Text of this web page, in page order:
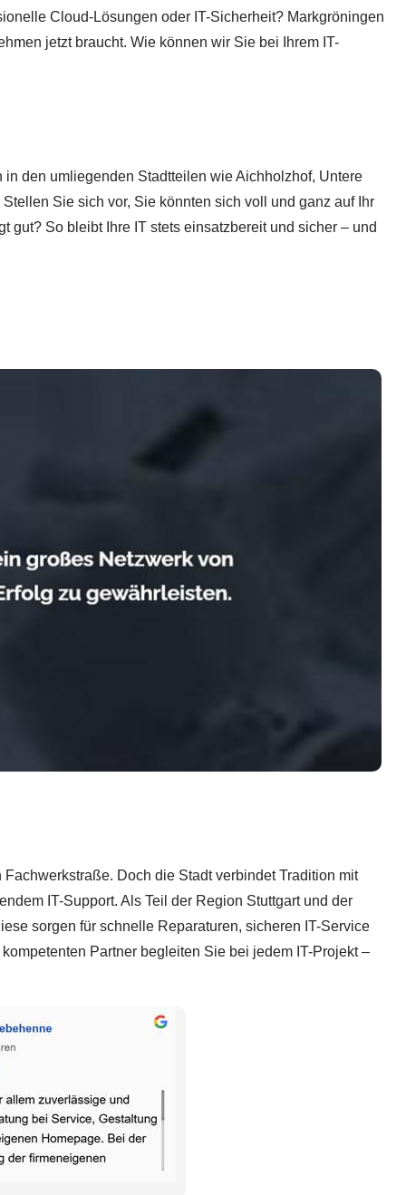
Cloud-Lösungen oder IT-Sicherheit? Markgröningen
jetzt braucht. Wie können wir Sie bei Ihrem IT-
den umliegenden Stadtteilen wie Aichholzhof, Untere
Sie sich vor, Sie könnten sich voll und ganz auf Ihr
gut? So bleibt Ihre IT stets einsatzbereit und sicher – und
Doch die Stadt verbindet Tradition mit
IT-Support. Als Teil der Region Stuttgart und der
sorgen für schnelle Reparaturen, sicheren IT-Service
Partner begleiten Sie bei jedem IT-Projekt –